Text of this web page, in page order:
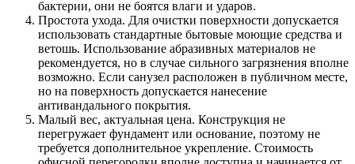
бактерии, они не боятся влаги и ударов.
Простота ухода. Для очистки поверхности допускается
использовать стандартные бытовые моющие средства и
ветошь. Использование абразивных материалов не
рекомендуется, но в случае сильного загрязнения вполне
возможно. Если санузел расположен в публичном месте,
но на поверхность допускается нанесение
антивандального покрытия.
Малый вес, актуальная цена. Конструкция не
перегружает фундамент или основание, поэтому не
требуется дополнительное укрепление. Стоимость